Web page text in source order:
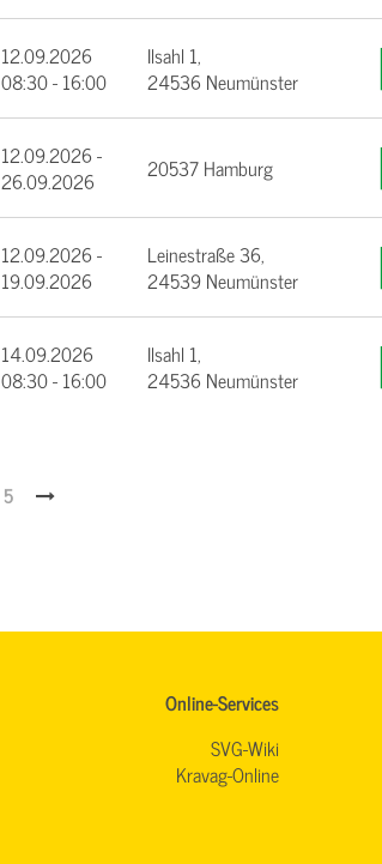
12.09.2026
08:30 - 16:00
Ilsahl 1,
24536 Neumünster
12.09.2026 -
26.09.2026
20537 Hamburg
12.09.2026 -
19.09.2026
Leinestraße 36,
24539 Neumünster
14.09.2026
08:30 - 16:00
Ilsahl 1,
24536 Neumünster
5
Online-Services
SVG-Wiki
Kravag-Online